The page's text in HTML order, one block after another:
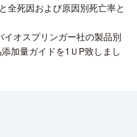
全死因および原因別死亡率と
イオスプリンガー社の製品別
加量ガイドを1ＵP致しまし